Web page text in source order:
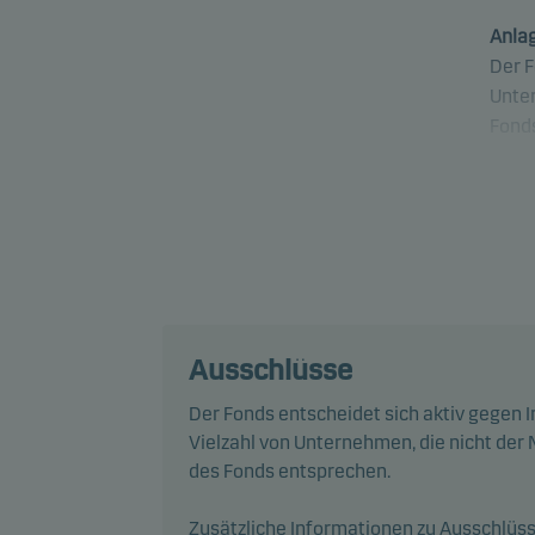
Der
Der
Der
Ausschlüsse
Der Fonds entscheidet sich aktiv gegen
Vielzahl von Unternehmen, die nicht
des Fonds entsprechen.
Zusätzliche Informationen zu